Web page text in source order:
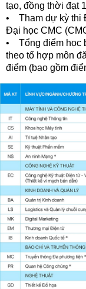
tạo, đồng thời đạt
• Tham dự kỳ thi
Đại học CMC
• Tổng điểm học
theo tổ hợp môn
điểm (bao gồm